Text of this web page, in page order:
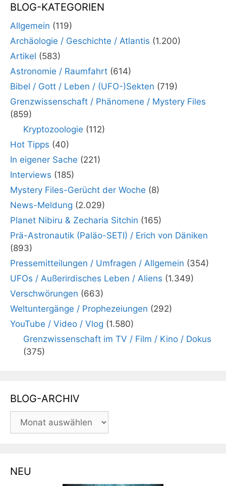
BLOG-KATEGORIEN
Allgemein (119)
Archäologie / Geschichte / Atlantis (1.200)
Artikel (583)
Astronomie / Raumfahrt (614)
Bibel / Gott / Leben / (UFO-)Sekten (719)
Grenzwissenschaft / Phänomene / Mystery Files
(859)
Kryptozoologie (112)
Hot Tipps (40)
In eigener Sache (221)
Interviews (185)
Mystery Files-Gerücht der Woche (8)
News-Meldung (2.029)
Planet Nibiru & Zecharia Sitchin (165)
Prä-Astronautik (Paläo-SETI) / Erich von Däniken
(893)
Pressemitteilungen / Umfragen / Allgemein (354)
UFOs / Außerirdisches Leben / Aliens (1.349)
Verschwörungen (663)
Weltuntergänge / Prophezeiungen (292)
YouTube / Video / Vlog (1.580)
Grenzwissenschaft im TV / Film / Kino / Dokus
(375)
BLOG-ARCHIV
BLOG-
ARCHIV
NEU